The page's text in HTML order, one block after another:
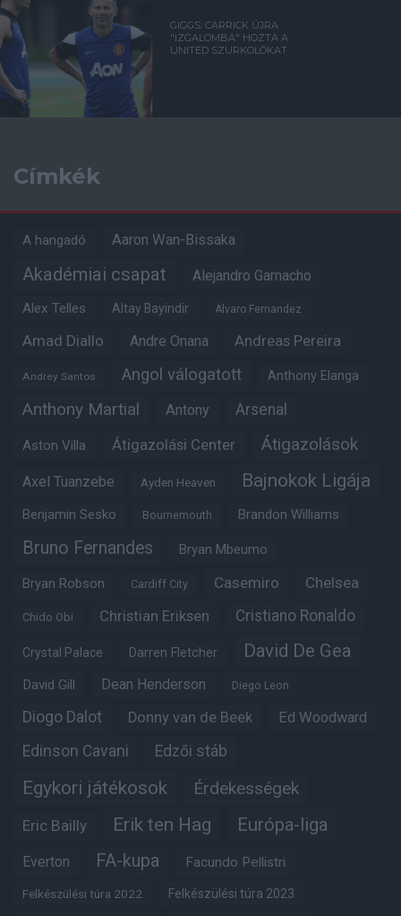
GIGGS: CARRICK ÚJRA
"IZGALOMBA" HOZTA A
UNITED SZURKOLÓKAT
Címkék
A hangadó Aaron Wan-Bissaka
Akadémiai csapat Alejandro Garnacho
Alex Telles Altay Bayindir Alvaro Fernandez
Amad Diallo Andre Onana Andreas Pereira
Andrey Santos Angol válogatott Anthony Elanga
Anthony Martial Antony Arsenal
Aston Villa Átigazolási Center Átigazolások
Axel Tuanzebe Ayden Heaven Bajnokok Ligája
Benjamin Sesko Bournemouth Brandon Williams
Bruno Fernandes Bryan Mbeumo
Bryan Robson Cardiff City Casemiro Chelsea
Chido Obi Christian Eriksen Cristiano Ronaldo
Crystal Palace Darren Fletcher David De Gea
David Gill Dean Henderson Diego Leon
Diogo Dalot Donny van de Beek Ed Woodward
Edinson Cavani Edzői stáb
Egykori játékosok Érdekességek
Eric Bailly Erik ten Hag Európa-liga
Everton FA-kupa Facundo Pellistri
Felkészülési túra 2022 Felkészülési túra 2023